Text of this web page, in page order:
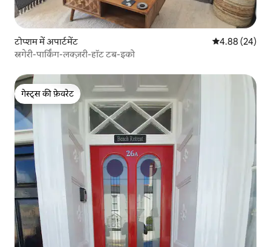
टोप्शम में अपार्टमेंट औसत रेटिंग 5 में
4.88 (24)
स्नगेरी-पार्किंग-लक्ज़री-हॉट टब-इको
गेस्ट्स की फ़ेवरेट
गेस्ट्स की फ़ेवरेट